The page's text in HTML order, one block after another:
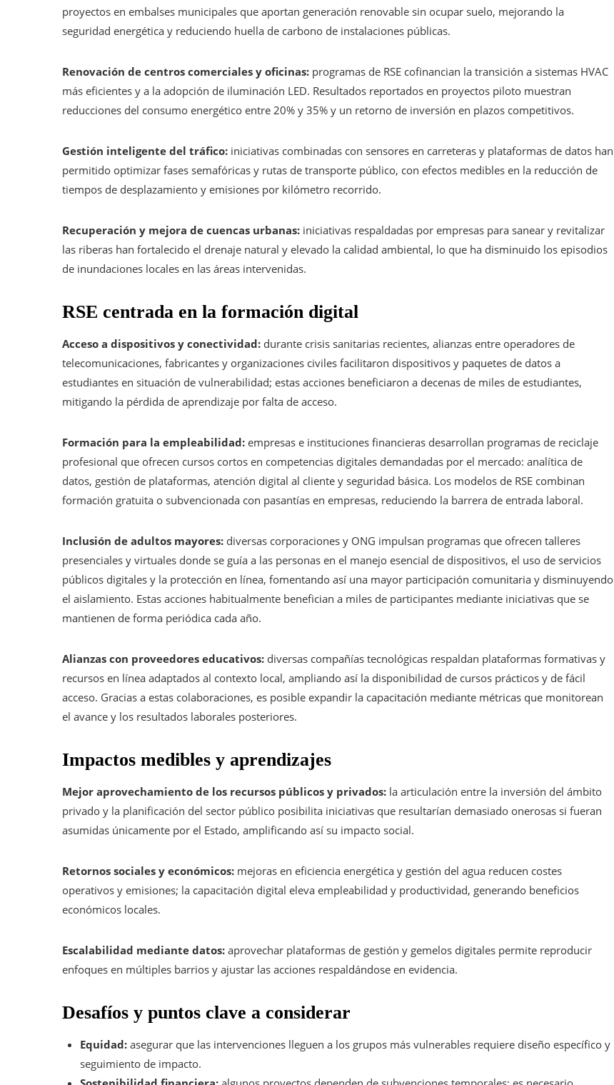
proyectos en embalses municipales que aportan generación renovable sin ocupar suelo, mejorando la
seguridad energética y reduciendo huella de carbono de instalaciones públicas.
Renovación de centros comerciales y oficinas: programas de RSE cofinancian la transición a sistemas HVAC
más eficientes y a la adopción de iluminación LED. Resultados reportados en proyectos piloto muestran
reducciones del consumo energético entre 20% y 35% y un retorno de inversión en plazos competitivos.
Gestión inteligente del tráfico: iniciativas combinadas con sensores en carreteras y plataformas de datos han
permitido optimizar fases semafóricas y rutas de transporte público, con efectos medibles en la reducción de
tiempos de desplazamiento y emisiones por kilómetro recorrido.
Recuperación y mejora de cuencas urbanas: iniciativas respaldadas por empresas para sanear y revitalizar
las riberas han fortalecido el drenaje natural y elevado la calidad ambiental, lo que ha disminuido los episodios
de inundaciones locales en las áreas intervenidas.
RSE centrada en la formación digital
Acceso a dispositivos y conectividad: durante crisis sanitarias recientes, alianzas entre operadores de
telecomunicaciones, fabricantes y organizaciones civiles facilitaron dispositivos y paquetes de datos a
estudiantes en situación de vulnerabilidad; estas acciones beneficiaron a decenas de miles de estudiantes,
mitigando la pérdida de aprendizaje por falta de acceso.
Formación para la empleabilidad: empresas e instituciones financieras desarrollan programas de reciclaje
profesional que ofrecen cursos cortos en competencias digitales demandadas por el mercado: analítica de
datos, gestión de plataformas, atención digital al cliente y seguridad básica. Los modelos de RSE combinan
formación gratuita o subvencionada con pasantías en empresas, reduciendo la barrera de entrada laboral.
Inclusión de adultos mayores: diversas corporaciones y ONG impulsan programas que ofrecen talleres
presenciales y virtuales donde se guía a las personas en el manejo esencial de dispositivos, el uso de servicios
públicos digitales y la protección en línea, fomentando así una mayor participación comunitaria y disminuyendo
el aislamiento. Estas acciones habitualmente benefician a miles de participantes mediante iniciativas que se
mantienen de forma periódica cada año.
Alianzas con proveedores educativos: diversas compañías tecnológicas respaldan plataformas formativas y
recursos en línea adaptados al contexto local, ampliando así la disponibilidad de cursos prácticos y de fácil
acceso. Gracias a estas colaboraciones, es posible expandir la capacitación mediante métricas que monitorean
el avance y los resultados laborales posteriores.
Impactos medibles y aprendizajes
Mejor aprovechamiento de los recursos públicos y privados: la articulación entre la inversión del ámbito
privado y la planificación del sector público posibilita iniciativas que resultarían demasiado onerosas si fueran
asumidas únicamente por el Estado, amplificando así su impacto social.
Retornos sociales y económicos: mejoras en eficiencia energética y gestión del agua reducen costes
operativos y emisiones; la capacitación digital eleva empleabilidad y productividad, generando beneficios
económicos locales.
Escalabilidad mediante datos: aprovechar plataformas de gestión y gemelos digitales permite reproducir
enfoques en múltiples barrios y ajustar las acciones respaldándose en evidencia.
Desafíos y puntos clave a considerar
Equidad: asegurar que las intervenciones lleguen a los grupos más vulnerables requiere diseño específico y
seguimiento de impacto.